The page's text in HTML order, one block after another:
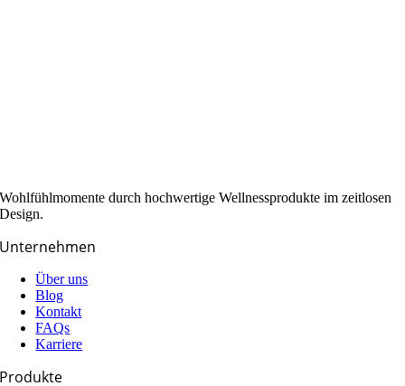
Wohlfühlmomente durch hochwertige Wellnessprodukte im zeitlosen
Design.
Unternehmen
Über uns
Blog
Kontakt
FAQs
Karriere
Produkte